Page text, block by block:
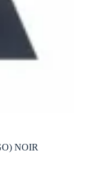
NOIR